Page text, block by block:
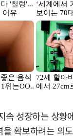
속 성장하는 상황
확보하려는 의